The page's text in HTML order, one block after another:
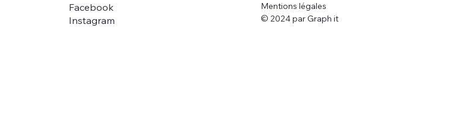
Facebook
Instagram
Mentions légales
© 2024 par Graph it